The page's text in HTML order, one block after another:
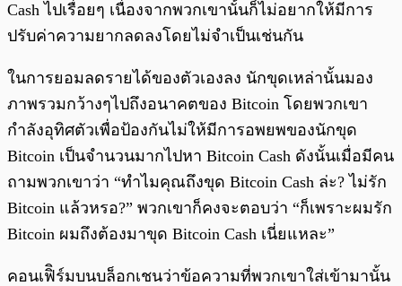
Cash ไปเรื่อยๆ เนื่องจากพวกเขานั้นก็ไม่อยากให้มีการ
ปรับค่าความยากลดลงโดยไม่จำเป็นเช่นกัน
ในการยอมลดรายได้ของตัวเองลง นักขุดเหล่านั้นมอง
ภาพรวมกว้างๆไปถึงอนาคตของ Bitcoin โดยพวกเขา
กำลังอุทิศตัวเพื่อป้องกันไม่ให้มีการอพยพของนักขุด
Bitcoin เป็นจำนวนมากไปหา Bitcoin Cash ดังนั้นเมื่อมีคน
ถามพวกเขาว่า “ทำไมคุณถึงขุด Bitcoin Cash ล่ะ? ไม่รัก
Bitcoin แล้วหรอ?” พวกเขาก็คงจะตอบว่า “ก็เพราะผมรัก
Bitcoin ผมถึงต้องมาขุด Bitcoin Cash เนี่ยแหละ”
คอนเฟิิร์มบนบล็อกเชนว่าข้อความที่พวกเขาใส่เข้ามานั้น